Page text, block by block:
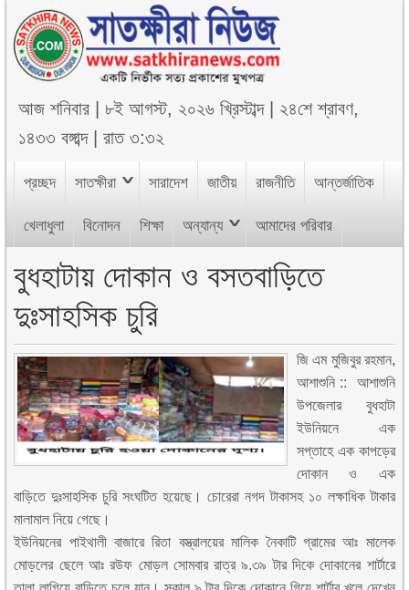
আজশনিবার ৮ই আগস্ট, ২০২৬ খ্রিস্টাব্দ| ২৪শে শ্রাবণ,
১৪৩৩ বঙ্গাব্দ|রাত ৩:৩২
প্রচ্ছদ সাতক্ষীরা সারাদেশ জাতীয় রাজনীতি আন্তর্জাতিক
খেলাধুলা বিনোদন শিক্ষা অন্যান্য আমাদের পরিবার
বুধহাটায় দোকান ও বসতবাড়িতে
দুঃসাহসিক চুরি
জি এম মুজিবুর রহমান,
আশাশুনি :: আশাশুনি
উপজেলার বুধহাটা
ইউনিয়নে এক
সপ্তাহে এক কাপড়ের
দোকান ও এক
বাড়িতে দুঃসাহসিক চুরি সংঘটিত হয়েছে। চোরেরা নগদ টাকাসহ ১০ লক্ষাধিক টাকার
মালামাল নিয়ে গেছে।
ইউনিয়নের পাইথালী বাজারে রিতা বস্ত্রালয়ের মালিক নৈকাটি গ্রামের আঃ মালেক
মোড়লের ছেলে আঃ রউফ মোড়ল সোমবার রাত্র ৯.৩৯ টার দিকে দোকানের শার্টারে